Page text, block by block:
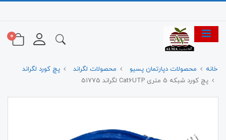
0
خانه محصولات دپارتمان پسیو محصولات لگراند
پچ کورد لگراند
پچ کورد شبکه 5 متری Cat6UTP لگراند 51775